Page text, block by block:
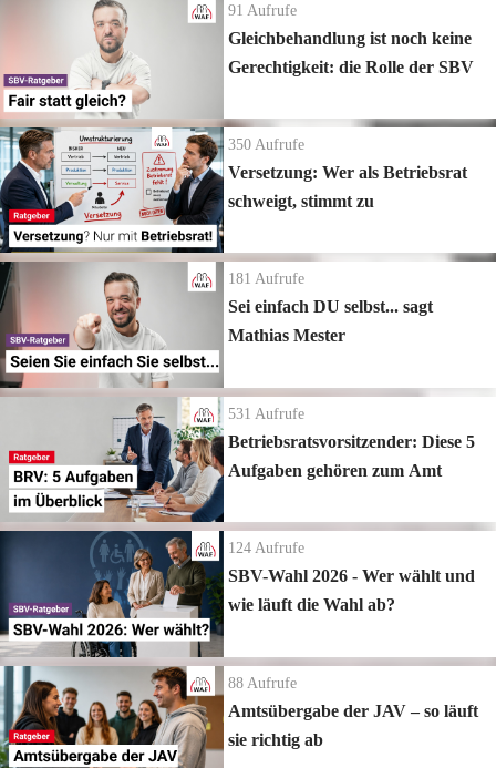
91 Aufrufe
Gleichbehandlung ist noch keine
Gerechtigkeit: die Rolle der SBV
350 Aufrufe
Versetzung: Wer als Betriebsrat
schweigt, stimmt zu
181 Aufrufe
Sei einfach DU selbst... sagt
Mathias Mester
531 Aufrufe
Betriebsratsvorsitzender: Diese 5
Aufgaben gehören zum Amt
124 Aufrufe
SBV-Wahl 2026 - Wer wählt und
wie läuft die Wahl ab?
88 Aufrufe
Amtsübergabe der JAV – so läuft
sie richtig ab